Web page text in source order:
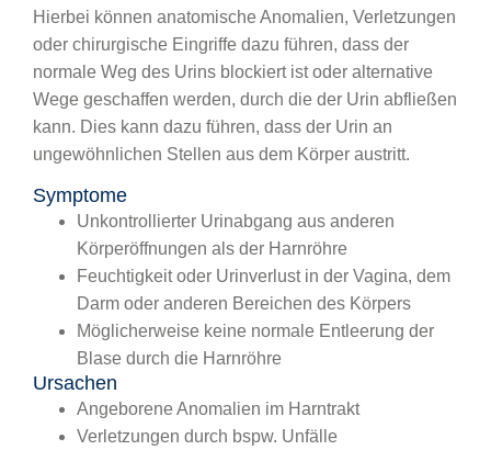
Hierbei können anatomische Anomalien, Verletzungen
oder chirurgische Eingriffe dazu führen, dass der
normale Weg des Urins blockiert ist oder alternative
Wege geschaffen werden, durch die der Urin abfließen
kann. Dies kann dazu führen, dass der Urin an
ungewöhnlichen Stellen aus dem Körper austritt.
Symptome
Unkontrollierter Urinabgang aus anderen
Körperöffnungen als der Harnröhre
Feuchtigkeit oder Urinverlust in der Vagina, dem
Darm oder anderen Bereichen des Körpers
Möglicherweise keine normale Entleerung der
Blase durch die Harnröhre
Ursachen
Angeborene Anomalien im Harntrakt
Verletzungen durch bspw. Unfälle